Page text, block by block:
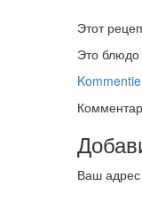
Этот
Это
Ваш адрес